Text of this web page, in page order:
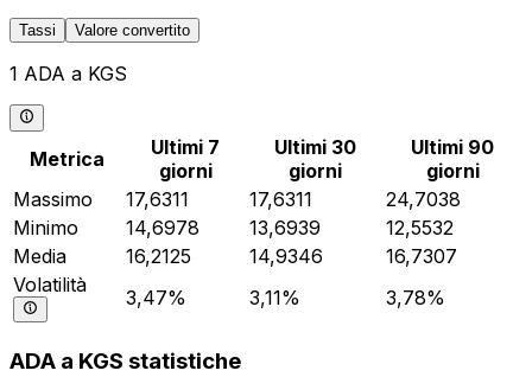
Tassi Valore convertito
1 ADA a KGS
Metrica
Ultimi 7
giorni
Ultimi 30
giorni
Ultimi 90
giorni
Massimo
17,6311 17,6311
24,7038
Minimo
14,6978 13,6939
12,5532
Media
16,2125 14,9346
16,7307
Volatilità
3,47% 3,11% 3,78%
ADA a KGS statistiche